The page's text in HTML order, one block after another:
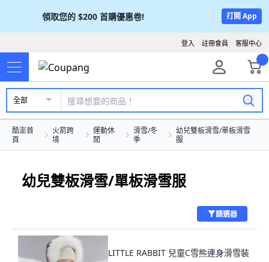
領取您的 $200 首購優惠卷! 打開 App
客服中心
註冊會員
登入
全部
酷澎首
頁
火箭跨
境
運動休
閒
滑雪/冬
季
幼兒雙板滑雪/單板滑雪
服
幼兒雙板滑雪/單板滑雪服
篩選器
LITTLE RABBIT 兒童C雪熊連身滑雪裝